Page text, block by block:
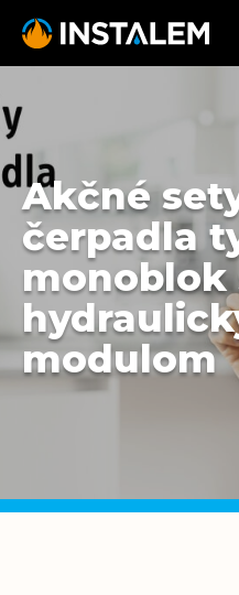
Akčné
čerpadla
monoblok
modulom